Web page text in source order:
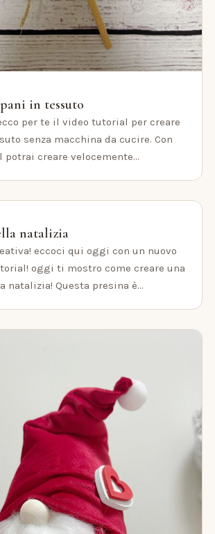
in tessuto
per te il video tutorial per creare
senza macchina da cucire. Con
creare velocemente…
natalizia
eccoci qui oggi con un nuovo
oggi ti mostro come creare una
natalizia! Questa presina è…